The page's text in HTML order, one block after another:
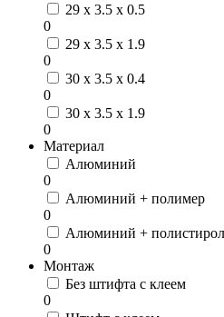
29 x 3.5 x 0.5
0
29 x 3.5 x 1.9
0
30 x 3.5 x 0.4
0
30 x 3.5 x 1.9
0
Материал
Алюминий
0
Алюминий + полимер
0
Алюминий + полистирол
0
Монтаж
Без штифта с клеем
0